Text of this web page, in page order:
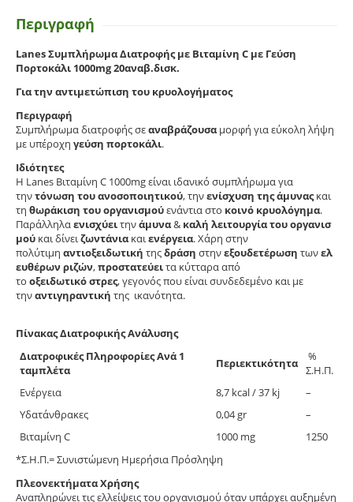
Περιγραφή
Lanes Συμπλήρωμα Διατροφής με Βιταμίνη C με Γεύση
Πορτοκάλι 1000mg 20αναβ.δισκ.
Για την αντιμετώπιση του κρυολογήματος
Περιγραφή
Συμπλήρωμα διατροφής σεαναβράζουσα μορφή για εύκολη λήψη
με υπέροχη γεύση πορτοκάλι.
Ιδιότητες
Η Lanes Βιταμίνη C 1000mg είναι ιδανικό συμπλήρωμα για
τηντόνωση τουανοσοποιητικού, τηνενίσχυση τηςάμυναςκαι
τη θωράκιση τουοργανισμούενάντια στο κοινό κρυολόγημα.
Παράλληλα ενισχύειτηνάμυνα& καλή λειτουργίατουοργανισ
μού και δίνει ζωντάνια και ενέργεια. Χάρη στην
πολύτιμη αντιοξειδωτική τηςδράση στηνεξουδετέρωση τωνελ
ευθέρωνριζών,προστατεύειτα κύτταρα από
το οξειδωτικόστρες, γεγονός που είναι συνδεδεμένο και με
τηναντιγηραντική της ικανότητα.
Πίνακας Διατροφικής Ανάλυσης
Διατροφικές Πληροφορίες Ανά 1
ταμπλέτα
Περιεκτικότητα
%
Σ.Η.Π.
Ενέργεια
8,7 kcal / 37 kj
–
Υδατάνθρακες
0,04 gr
–
Βιταμίνη C
1000 mg
1250
*Σ.Η.Π.= Συνιστώμενη Ημερήσια Πρόσληψη
Πλεονεκτήματα Χρήσης
Αναπληρώνει τις ελλείψεις του οργανισμού όταν υπάρχει αυξημένη